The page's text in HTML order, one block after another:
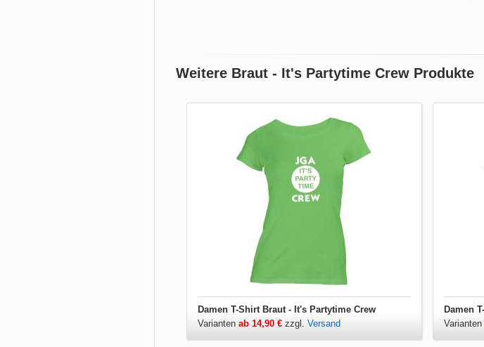
Weitere Braut - It's Partytime Crew Produkte
Damen T-Shirt Braut - It's Partytime Crew
Varianten ab 14,90 € zzgl. Versand
Varianten